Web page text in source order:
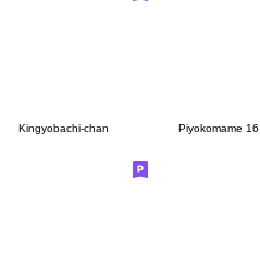
Kingyobachi-chan